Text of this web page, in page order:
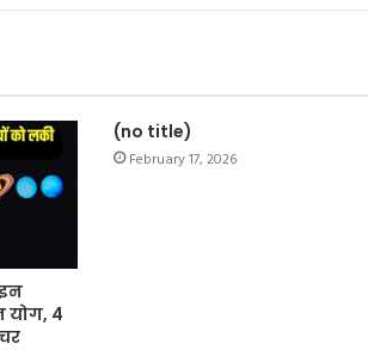
योग, 4
(no title)
February 17, 2026